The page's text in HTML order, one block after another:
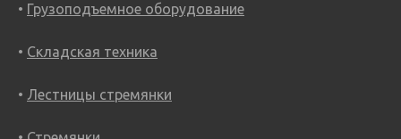
Грузоподъемное оборудование
Складская техника
Лестницы стремянки